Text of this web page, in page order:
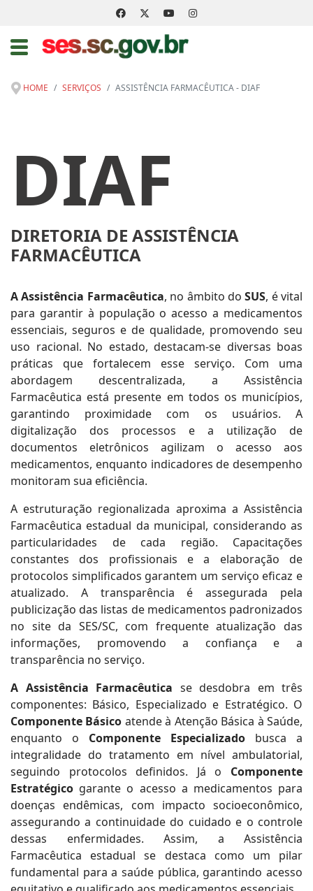
HOME SERVIÇOS ASSISTÊNCIA FARMACÊUTICA - DIAF
DIAF
DIRETORIA DE ASSISTÊNCIA
FARMACÊUTICA
A Assistência Farmacêutica, no âmbito doSUS, é vital
para garantir à população o acesso a medicamentos
essenciais, seguros e de qualidade, promovendo seu
uso racional. No estado, destacam-se diversas boas
práticas que fortalecem esse serviço. Com uma
abordagem descentralizada, a Assistência
Farmacêutica está presente em todos os municípios,
garantindo proximidade com os usuários. A
digitalização dos processos e a utilização de
documentos eletrônicos agilizam o acesso aos
medicamentos, enquanto indicadores de desempenho
monitoram sua eficiência.
A estruturação regionalizada aproxima a Assistência
Farmacêutica estadual da municipal, considerando as
particularidades de cada região. Capacitações
constantes dos profissionais e a elaboração de
protocolos simplificados garantem um serviço eficaz e
atualizado. A transparência é assegurada pela
publicização das listas de medicamentos padronizados
no site da SES/SC, com frequente atualização das
informações, promovendo a confiança e a
transparência no serviço.
A Assistência Farmacêutica se desdobra em três
componentes: Básico, Especializado e Estratégico. O
Componente Básico atende à Atenção Básica à Saúde,
enquanto o Componente Especializado busca a
integralidade do tratamento em nível ambulatorial,
seguindo protocolos definidos. Já o Componente
Estratégico garante o acesso a medicamentos para
doenças endêmicas, com impacto socioeconômico,
assegurando a continuidade do cuidado e o controle
dessas enfermidades. Assim, a Assistência
Farmacêutica estadual se destaca como um pilar
fundamental para a saúde pública, garantindo acesso